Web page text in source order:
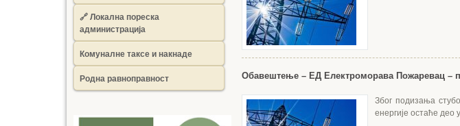
🔗 Локална пореска
администрација
Комуналне таксе и накнаде
Родна равноправност
Обавештење – ЕД Електроморава Пожаревац –
Због подизања
енергије остаће део